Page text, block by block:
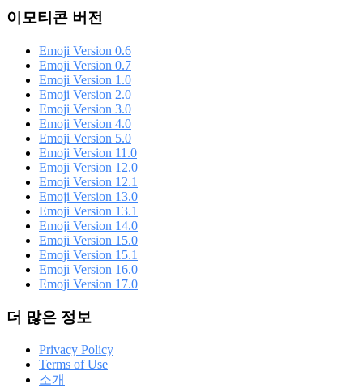
이모티콘 버전
Emoji Version 0.6
Emoji Version 0.7
Emoji Version 1.0
Emoji Version 2.0
Emoji Version 3.0
Emoji Version 4.0
Emoji Version 5.0
Emoji Version 11.0
Emoji Version 12.0
Emoji Version 12.1
Emoji Version 13.0
Emoji Version 13.1
Emoji Version 14.0
Emoji Version 15.0
Emoji Version 15.1
Emoji Version 16.0
Emoji Version 17.0
더 많은 정보
Privacy Policy
Terms of Use
소개